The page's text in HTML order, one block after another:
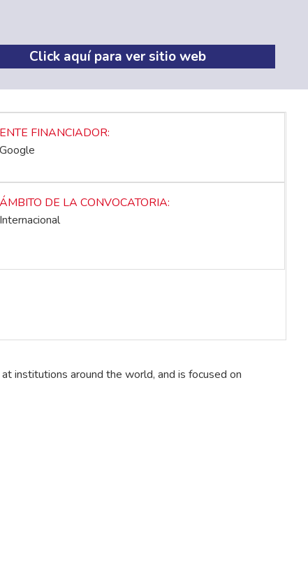
Click aquí para ver sitio web
ENTE FINANCIADOR
Google
ÁMBITO DE LA CONVOCATORIA
Internacional
institutions around the world, and is focused on